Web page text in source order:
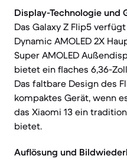
Display-Technologie und
Das Galaxy Z Flip5
Dynamic AMOLED 2X
Super AMOLED
bietet ein flaches 6,36-Zoll
Das faltbare Design des
kompaktes Gerät, wenn
das Xiaomi 13 ein
bietet.
Auflösung und